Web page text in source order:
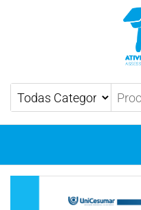
Atividade Mapa